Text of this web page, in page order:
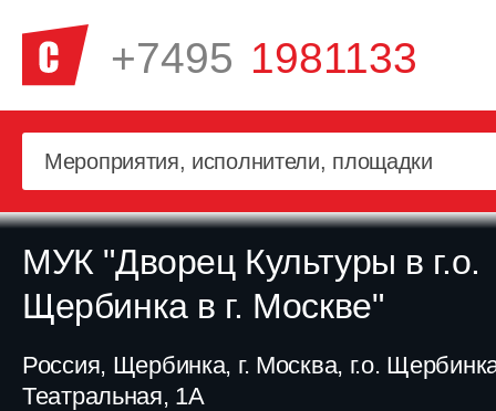
+7495 1981133
МУК "Дворец Культуры в г.о.
Щербинка в г. Москве"
Россия, Щербинка, г. Москва, г.о.
Театральная, 1А